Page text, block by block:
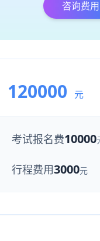
咨询费用
120000 元
考试报名费10000
行程费用3000元